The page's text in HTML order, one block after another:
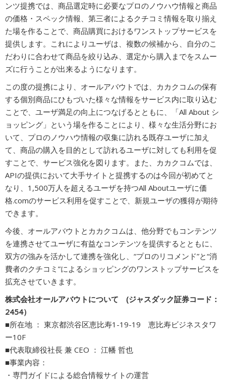
ンツ提携では、商品選定時に必要なプロのノウハウ情報と商品
の価格・スペック情報、第三者によるクチコミ情報を取り揃え
た場を作ることで、商品購買におけるワンストップサービスを
提供します。これによりユーザは、複数の候補から、自分のこ
だわりに合わせて商品を絞り込み、選定から購入までをスムー
ズに行うことが出来るようになります。
この度の提携により、オールアバウトでは、カカクコムの保有
する個別商品にひもづいた様々な情報をサービス内に取り込む
ことで、ユーザ満足の向上につなげるとともに、「All About シ
ョッピング」という場を作ることにより、様々な生活分野にお
いて、プロのノウハウ情報の収集に訪れる既存ユーザに加え
て、商品の購入を目的として訪れるユーザに対しても利用を促
すことで、サービス強化を図ります。また、カカクコムでは、
APIの提供において大手サイトと提携するのは今回が初めてと
なり、1,500万人を超えるユーザを持つAll Aboutユーザに価
格.comのサービス利用を促すことで、新規ユーザの獲得が期待
できます。
今後、オールアバウトとカカクコムは、他分野でもコンテンツ
を連携させてユーザに有益なコンテンツを提供するとともに、
双方の強みを活かして連携を強化し、“プロのリコメンド”と“消
費者のクチコミ”によるショッピングのワンストップサービスを
拡充させていきます。
株式会社オールアバウトについて (ジャスダック証券コード：
2454）
■所在地 ： 東京都渋谷区恵比寿1-19-19 恵比寿ビジネスタワ
ー10F
■代表取締役社長 兼 CEO ： 江幡 哲也
■事業内容：
・専門ガイドによる総合情報サイトの運営